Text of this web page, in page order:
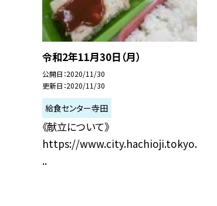
令和2年11月30日（月）
公開日 2020/11/30
更新日 2020/11/30
給食センター寺田
《献立について》
https://www.city.hachioji.tokyo.
..